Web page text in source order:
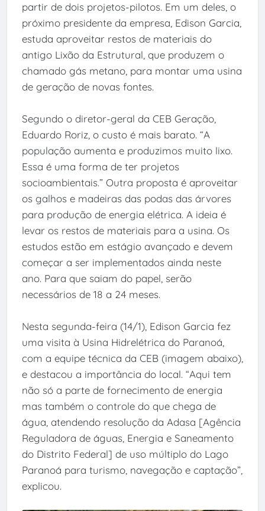
partir de dois projetos-pilotos. Em um deles, o
próximo presidente da empresa, Edison Garcia,
estuda aproveitar restos de materiais do
antigo Lixão da Estrutural, que produzem o
chamado gás metano, para montar uma usina
de geração de novas fontes.
Segundo o diretor-geral da CEB Geração,
Eduardo Roriz, o custo é mais barato. “A
população aumenta e produzimos muito lixo.
Essa é uma forma de ter projetos
socioambientais.” Outra proposta é aproveitar
os galhos e madeiras das podas das árvores
para produção de energia elétrica. A ideia é
levar os restos de materiais para a usina. Os
estudos estão em estágio avançado e devem
começar a ser implementados ainda neste
ano. Para que saiam do papel, serão
necessários de 18 a 24 meses.
Nesta segunda-feira (14/1), Edison Garcia fez
uma visita à Usina Hidrelétrica do Paranoá,
com a equipe técnica da CEB (imagem abaixo),
e destacou a importância do local. “Aqui tem
não só a parte de fornecimento de energia
mas também o controle do que chega de
água, atendendo resolução da Adasa [Agência
Reguladora de águas, Energia e Saneamento
do Distrito Federal] de uso múltiplo do Lago
Paranoá para turismo, navegação e captação”,
explicou.